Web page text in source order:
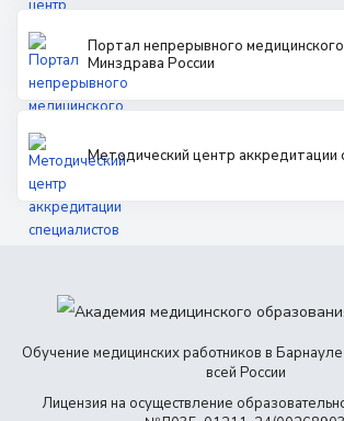
Портал непрерывного
Минздрава России
Методический центр аккредитации
Обучение медицинских работников в Барнауле
всей России
Лицензия на осуществление